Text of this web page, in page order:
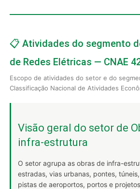
📋 Atividades do segmento
de Redes Elétricas — CNAE
Escopo de atividades do setor e do
Classificação Nacional de Atividades
Visão geral do setor de
infra-estrutura
O setor agrupa as obras de infra-
estradas, vias urbanas, pontes,
pistas de aeroportos, portos e